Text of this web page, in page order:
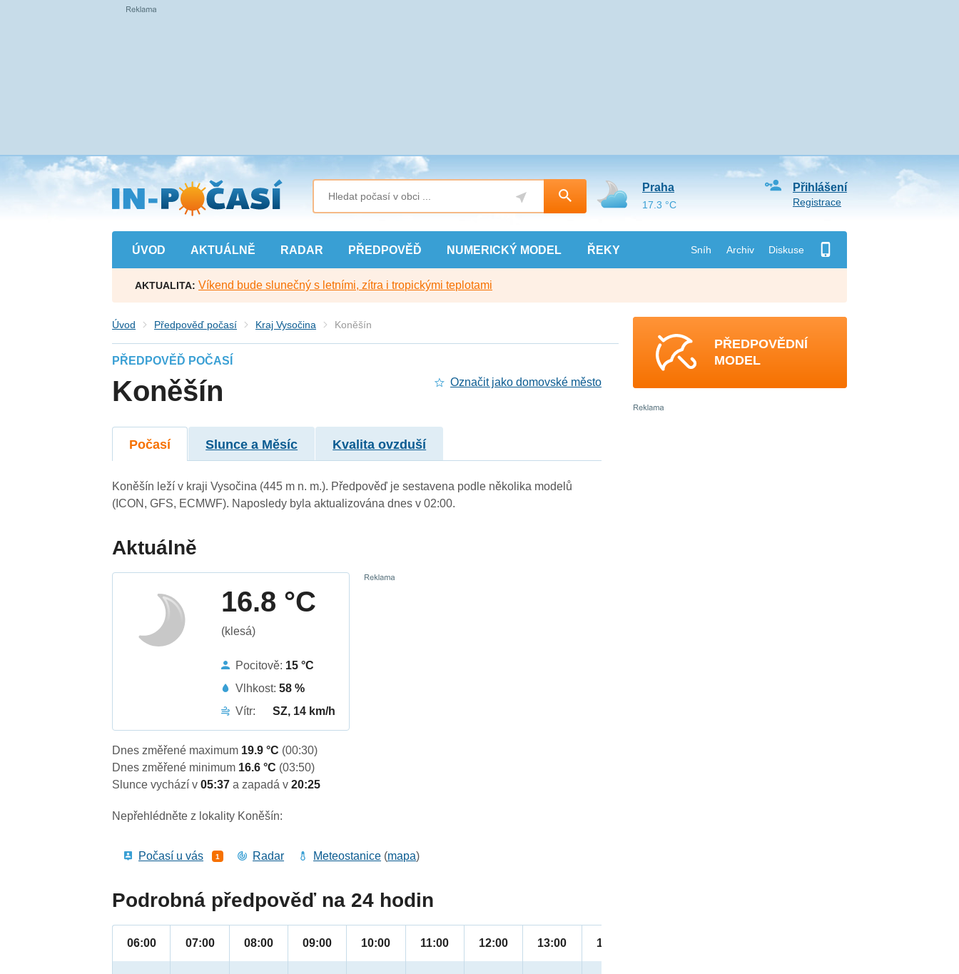
Přejít
na
hlavní
obsah
ÚVOD AKTUÁLNĚ RADAR PŘEDPOVĚĎ NUMERICKÝ MODEL ŘEKY Sníh Archiv Diskuse
Přihlášení
Registrace
Praha
17.3 °C
AKTUALITA: Víkend bude slunečný s letními, zítra i tropickými teplotami
Úvod Předpověď počasí Kraj Vysočina Koněšín
PŘEDPOVĚĎ POČASÍ
Koněšín Označit jako domovské město
Počasí Slunce a Měsíc Kvalita ovzduší
Koněšín leží v kraji Vysočina (445 m n. m.). Předpověď je sestavena podle několika modelů
(ICON, GFS, ECMWF). Naposledy byla aktualizována dnes v 02:00.
Aktuálně
16.8 °C
(klesá)
Pocitově: 15 °C
Vlhkost:58 %
Vítr:
SZ, 14 km/h
Dnes změřené maximum 19.9 °C (00:30)
Dnes změřené minimum 16.6 °C (03:50)
Slunce vychází v05:37a zapadá v20:25
Nepřehlédněte z lokality Koněšín:
Počasí u vás 1 Radar Meteostanice (mapa)
Podrobná předpověď na 24 hodin
06:00 07:00 08:00 09:00 10:00 11:00 12:00 13:00 14:00
PŘEDPOVĚDNÍ
MODEL